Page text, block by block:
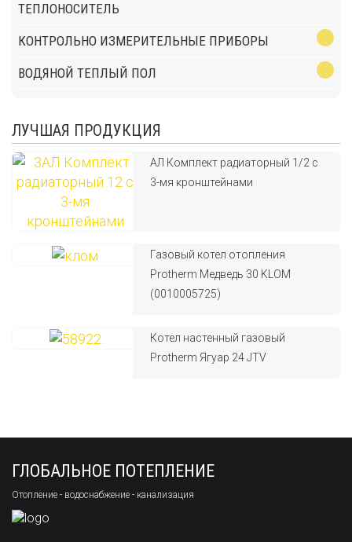
ТЕПЛОНОСИТЕЛЬ
КОНТРОЛЬНО ИЗМЕРИТЕЛЬНЫЕ ПРИБОРЫ
ВОДЯНОЙ ТЕПЛЫЙ ПОЛ
ЛУЧШАЯ ПРОДУКЦИЯ
АЛ Комплект радиаторный 1/2 с
3-мя кронштейнами
Газовый котел отопления
Protherm Медведь 30 KLOM
(0010005725)
Котел настенный газовый
Protherm Ягуар 24 JTV
ГЛОБАЛЬНОЕ ПОТЕПЛЕНИЕ
Отопление - водоснабжение - канализация